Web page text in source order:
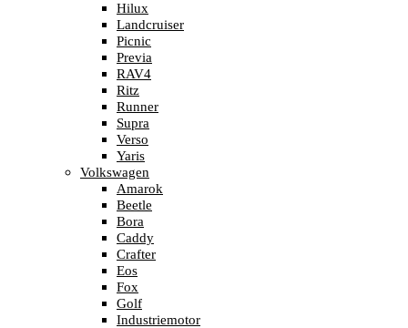
Hilux
Landcruiser
Picnic
Previa
RAV4
Ritz
Runner
Supra
Verso
Yaris
Volkswagen
Amarok
Beetle
Bora
Caddy
Crafter
Eos
Fox
Golf
Industriemotor